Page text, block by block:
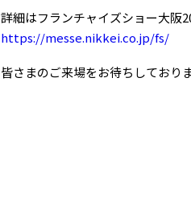
詳細はフランチャイズショー大阪
https://messe.nikkei.co.jp/fs/
皆さまのご来場をお待ちしておりま